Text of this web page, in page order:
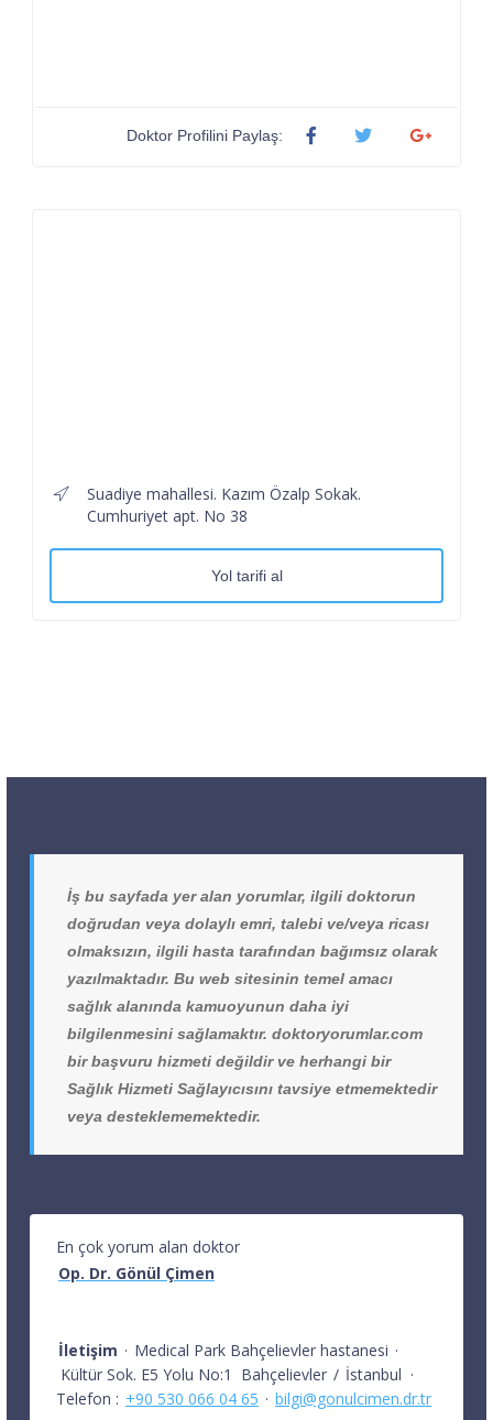
Doktor Profilini Paylaş:
Suadiye mahallesi. Kazım Özalp Sokak.
Cumhuriyet apt. No 38
Yol tarifi al
İş bu sayfada yer alan yorumlar, ilgili doktorun
doğrudan veya dolaylı emri, talebi ve/veya ricası
olmaksızın, ilgili hasta tarafından bağımsız olarak
yazılmaktadır. Bu web sitesinin temel amacı
sağlık alanında kamuoyunun daha iyi
bilgilenmesini sağlamaktır. doktoryorumlar.com
bir başvuru hizmeti değildir ve herhangi bir
Sağlık Hizmeti Sağlayıcısını tavsiye etmemektedir
veya desteklememektedir.
En çok yorum alan doktor
Op. Dr. Gönül Çimen
İletişim · Medical Park Bahçelievler hastanesi ·
Kültür Sok. E5 Yolu No:1
Bahçelievler / İstanbul ·
Telefon : +90 530 066 04 65 · bilgi@gonulcimen.dr.tr